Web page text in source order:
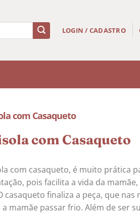
LOGIN / CADASTRO
com Casaqueto
com Casaqueto
com casaqueto, é muito prática
pois facilita a vida da
casaqueto finaliza a peça, que nas
a mamãe passar frio. Além de ser